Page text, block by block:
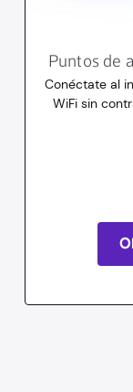
Puntos de
Conéctate al
WiFi sin